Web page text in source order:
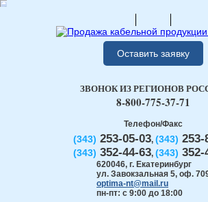
Оставить заявку
Телефон/Факс
(343) 253-05-03, (343) 253-
(343) 352-44-63, (343) 352-
620046, г. Екатеринбург
ул. Завокзальная 5, оф.
optima-nt@mail.ru
пн-пт: с 9:00 до 18:00
ЗВОНОК ИЗ РЕГИОНОВ
8-800-775-37-71